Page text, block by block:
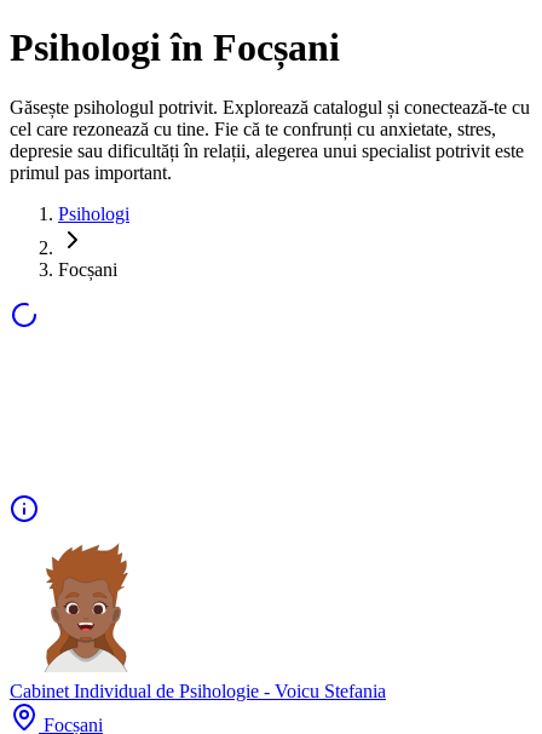
Psihologiîn Focșani
Găsește psihologul potrivit. Explorează catalogul și conectează-te cu
cel care rezonează cu tine. Fie că te confrunți cu anxietate, stres,
depresie sau dificultăți în relații, alegerea unui specialist potrivit este
primul pas important.
Psihologi
Focșani
Cabinet Individual de Psihologie - Voicu Stefania
Focșani